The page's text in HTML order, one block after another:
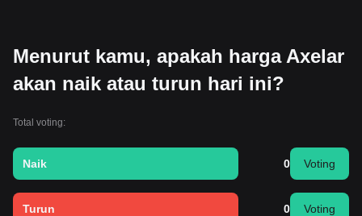
Menurut kamu, apakah harga Axelar
akan naik atau turun hari ini?
Total voting:
Naik 0 Voting
Turun 0 Voting